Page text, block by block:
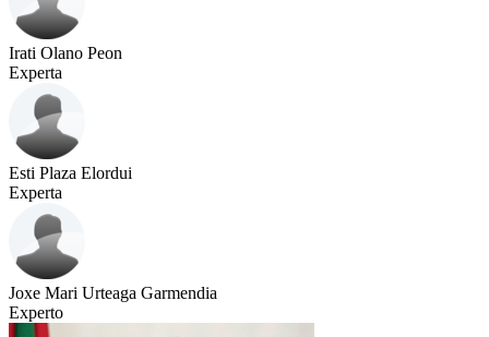
Irati Olano Peon
Experta
Esti Plaza Elordui
Experta
Joxe Mari Urteaga Garmendia
Experto